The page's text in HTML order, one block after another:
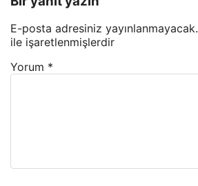
E-posta adresiniz yayınlanmayacak.
ile işaretlenmişlerdir
Yorum *